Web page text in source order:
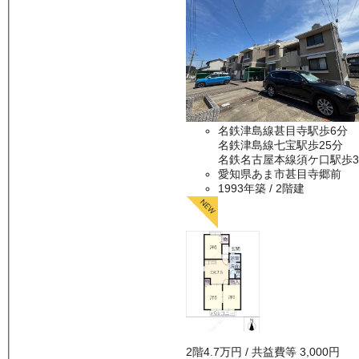
名鉄津島線甚目寺駅歩6分
名鉄津島線七宝駅歩25分
名鉄名古屋本線須ケ口駅歩
愛知県あま市甚目寺郷前
1993年築 / 2階建
2階4.7万円 / 共益費等 3,000円